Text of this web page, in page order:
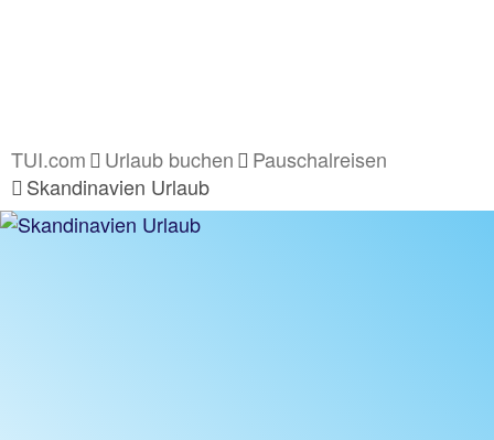
TUI.com Urlaub buchen
Pauschalreisen
Skandinavien Urlaub